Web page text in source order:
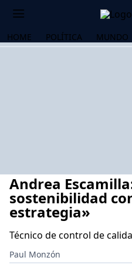
HOME POLÍTICA MUNDO
Andrea
sostenibilidad
estrategia»
Técnico de control de
Paul Monzón